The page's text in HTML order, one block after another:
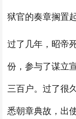
狱官的奏章搁置
过了几年，昭帝
份，参与了谋立
三百户。过了很
悉朝章典故，出